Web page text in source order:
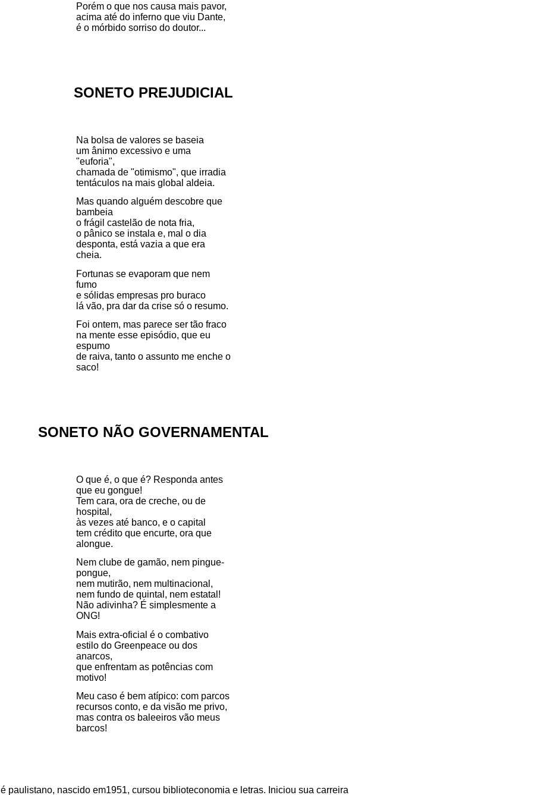
Porém o que nos causa mais pavor,
acima até do inferno que viu Dante,
é o mórbido sorriso do doutor...
SONETO PREJUDICIAL
Na bolsa de valores se baseia
um ânimo excessivo e uma
"euforia",
chamada de "otimismo", que irradia
tentáculos na mais global aldeia.
Mas quando alguém descobre que
bambeia
o frágil castelão de nota fria,
o pânico se instala e, mal o dia
desponta, está vazia a que era
cheia.
Fortunas se evaporam que nem
fumo
e sólidas empresas pro buraco
lá vão, pra dar da crise só o resumo.
Foi ontem, mas parece ser tão fraco
na mente esse episódio, que eu
espumo
de raiva, tanto o assunto me enche o
saco!
SONETO NÃO GOVERNAMENTAL
O que é, o que é? Responda antes
que eu gongue!
Tem cara, ora de creche, ou de
hospital,
às vezes até banco, e o capital
tem crédito que encurte, ora que
alongue.
Nem clube de gamão, nem pingue-
pongue,
nem mutirão, nem multinacional,
nem fundo de quintal, nem estatal!
Não adivinha? É simplesmente a
ONG!
Mais extra-oficial é o combativo
estilo do Greenpeace ou dos
anarcos,
que enfrentam as potências com
motivo!
Meu caso é bem atípico: com parcos
recursos conto, e da visão me privo,
mas contra os baleeiros vão meus
barcos!
é paulistano, nascido em1951, cursou biblioteconomia e letras. Iniciou sua carreira